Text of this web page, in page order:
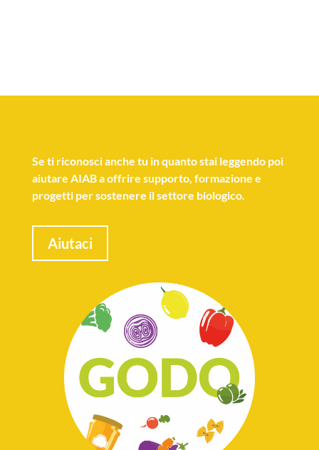
Se ti riconosci anche tu in quanto stai leggendo poi
aiutare AIAB a offrire supporto, formazione e
progetti per sostenere il settore biologico.
Aiutaci